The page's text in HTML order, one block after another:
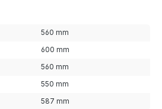
560 mm
600 mm
560 mm
550 mm
587 mm